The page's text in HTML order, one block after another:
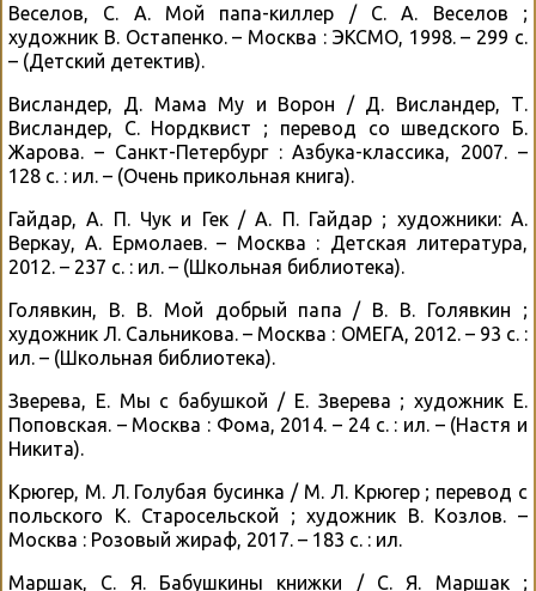
Веселов, С. А. Мой папа-киллер / С. А. Веселов ;
художник В. Остапенко. – Москва : ЭКСМО, 1998. – 299 с.
– (Детский детектив).
Висландер, Д. Мама Му и Ворон / Д. Висландер, Т.
Висландер, С. Нордквист ; перевод со шведского Б.
Жарова. – Санкт-Петербург : Азбука-классика, 2007. –
128 с. : ил. – (Очень прикольная книга).
Гайдар, А. П. Чук и Гек / А. П. Гайдар ; художники: А.
Веркау, А. Ермолаев. – Москва : Детская литература,
2012. – 237 с. : ил. – (Школьная библиотека).
Голявкин, В. В. Мой добрый папа / В. В. Голявкин ;
художник Л. Сальникова. – Москва : ОМЕГА, 2012. – 93 с. :
ил. – (Школьная библиотека).
Зверева, Е. Мы с бабушкой / Е. Зверева ; художник Е.
Поповская. – Москва : Фома, 2014. – 24 с. : ил. – (Настя и
Никита).
Крюгер, М. Л. Голубая бусинка / М. Л. Крюгер ; перевод с
польского К. Старосельской ; художник В. Козлов. –
Москва : Розовый жираф, 2017. – 183 с. : ил.
Маршак, С. Я. Бабушкины книжки / С. Я. Маршак ;